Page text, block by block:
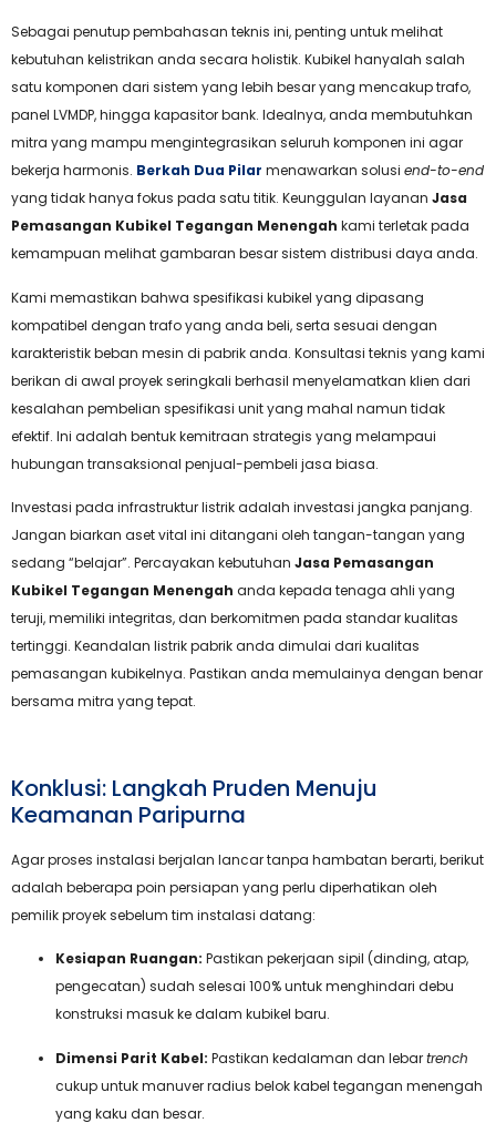
Sebagai penutup pembahasan teknis ini, penting untuk melihat
kebutuhan kelistrikan anda secara holistik. Kubikel hanyalah salah
satu komponen dari sistem yang lebih besar yang mencakup trafo,
panel LVMDP, hingga kapasitor bank. Idealnya, anda membutuhkan
mitra yang mampu mengintegrasikan seluruh komponen ini agar
bekerja harmonis. Berkah Dua Pilar menawarkan solusi end-to-end
yang tidak hanya fokus pada satu titik. Keunggulan layanan Jasa
Pemasangan Kubikel Tegangan Menengah kami terletak pada
kemampuan melihat gambaran besar sistem distribusi daya anda.
Kami memastikan bahwa spesifikasi kubikel yang dipasang
kompatibel dengan trafo yang anda beli, serta sesuai dengan
karakteristik beban mesin di pabrik anda. Konsultasi teknis yang kami
berikan di awal proyek seringkali berhasil menyelamatkan klien dari
kesalahan pembelian spesifikasi unit yang mahal namun tidak
efektif. Ini adalah bentuk kemitraan strategis yang melampaui
hubungan transaksional penjual-pembeli jasa biasa.
Investasi pada infrastruktur listrik adalah investasi jangka panjang.
Jangan biarkan aset vital ini ditangani oleh tangan-tangan yang
sedang “belajar”. Percayakan kebutuhan Jasa Pemasangan
Kubikel Tegangan Menengah anda kepada tenaga ahli yang
teruji, memiliki integritas, dan berkomitmen pada standar kualitas
tertinggi. Keandalan listrik pabrik anda dimulai dari kualitas
pemasangan kubikelnya. Pastikan anda memulainya dengan benar
bersama mitra yang tepat.
Konklusi: Langkah Pruden Menuju
Keamanan Paripurna
Agar proses instalasi berjalan lancar tanpa hambatan berarti, berikut
adalah beberapa poin persiapan yang perlu diperhatikan oleh
pemilik proyek sebelum tim instalasi datang:
Kesiapan Ruangan: Pastikan pekerjaan sipil (dinding, atap,
pengecatan) sudah selesai 100% untuk menghindari debu
konstruksi masuk ke dalam kubikel baru.
Dimensi Parit Kabel: Pastikan kedalaman dan lebartrench
cukup untuk manuver radius belok kabel tegangan menengah
yang kaku dan besar.